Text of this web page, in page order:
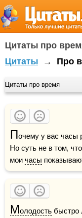
Цитаты про
Цитаты → Про
Цитаты про время
Почему у вас
Но суть не в том,
мои часы
Молодость быстро